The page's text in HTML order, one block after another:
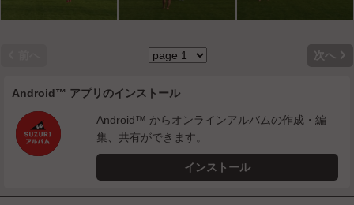
次へ 
Android™ アプリのインストール
Android™ からオンラインアルバムの作成・編
集、共有ができます。
インストール